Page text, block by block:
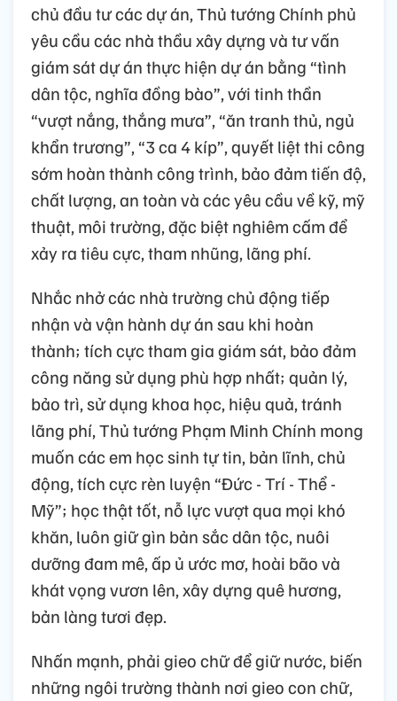
chủ đầu tư các dự án, Thủ tướng Chính phủ
yêu cầu các nhà thầu xây dựng và tư vấn
giám sát dự án thực hiện dự án bằng “tình
dân tộc, nghĩa đồng bào”, với tinh thần
“vượt nắng, thắng mưa”, “ăn tranh thủ, ngủ
khẩn trương”, “3 ca 4 kíp”, quyết liệt thi công
sớm hoàn thành công trình, bảo đảm tiến độ,
chất lượng, an toàn và các yêu cầu về kỹ, mỹ
thuật, môi trường, đặc biệt nghiêm cấm để
xảy ra tiêu cực, tham nhũng, lãng phí.
Nhắc nhở các nhà trường chủ động tiếp
nhận và vận hành dự án sau khi hoàn
thành; tích cực tham gia giám sát, bảo đảm
công năng sử dụng phù hợp nhất; quản lý,
bảo trì, sử dụng khoa học, hiệu quả, tránh
lãng phí, Thủ tướng Phạm Minh Chính mong
muốn các em học sinh tự tin, bản lĩnh, chủ
động, tích cực rèn luyện “Đức - Trí - Thể -
Mỹ”; học thật tốt, nỗ lực vượt qua mọi khó
khăn, luôn giữ gìn bản sắc dân tộc, nuôi
dưỡng đam mê, ấp ủ ước mơ, hoài bão và
khát vọng vươn lên, xây dựng quê hương,
bản làng tươi đẹp.
Nhấn mạnh, phải gieo chữ để giữ nước, biến
những ngôi trường thành nơi gieo con chữ,